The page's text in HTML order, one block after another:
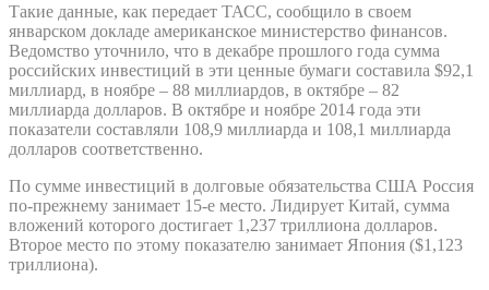
Такие данные, как передает ТАСС, сообщило в своем
январском докладе американское министерство финансов.
Ведомство уточнило, что в декабре прошлого года сумма
российских инвестиций в эти ценные бумаги составила $92,1
миллиард, в ноябре – 88 миллиардов, в октябре – 82
миллиарда долларов. В октябре и ноябре 2014 года эти
показатели составляли 108,9 миллиарда и 108,1 миллиарда
долларов соответственно.
По сумме инвестиций в долговые обязательства США Россия
по-прежнему занимает 15-е место. Лидирует Китай, сумма
вложений которого достигает 1,237 триллиона долларов.
Второе место по этому показателю занимает Япония ($1,123
триллиона).